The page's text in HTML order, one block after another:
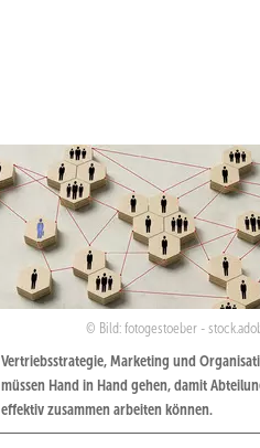
Bild: fotogestoeber -
Vertriebsstrategie, Marketing und
müssen Hand in Hand gehen, damit
effektiv zusammen arbeiten können.